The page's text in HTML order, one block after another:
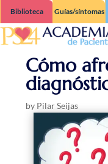
Biblioteca Guías/síntomas
Cómo
by Pilar Seijas